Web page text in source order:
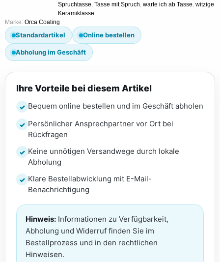
Spruchtasse, Tasse mit Spruch, warte ich ab Tasse, witzige
Keramiktasse
Marke: Orca Coating
Standardartikel Online bestellen
Abholung im Geschäft
Ihre Vorteile bei diesem Artikel
Bequem online bestellen und im Geschäft abholen
Persönlicher Ansprechpartner vor Ort bei
Rückfragen
Keine unnötigen Versandwege durch lokale
Abholung
Klare Bestellabwicklung mit E-Mail-
Benachrichtigung
Hinweis: Informationen zu Verfügbarkeit,
Abholung und Widerruf finden Sie im
Bestellprozess und in den rechtlichen
Hinweisen.